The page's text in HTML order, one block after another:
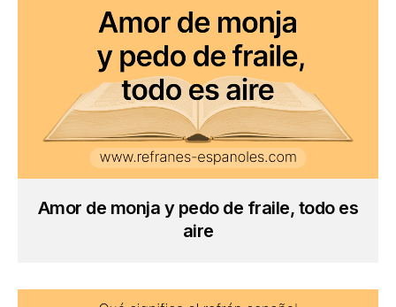
Amor de monja y pedo de fraile, todo es
aire